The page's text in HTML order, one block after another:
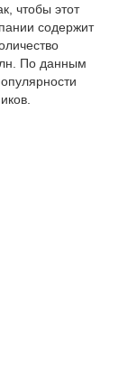
чтобы этот
содержит
По данным